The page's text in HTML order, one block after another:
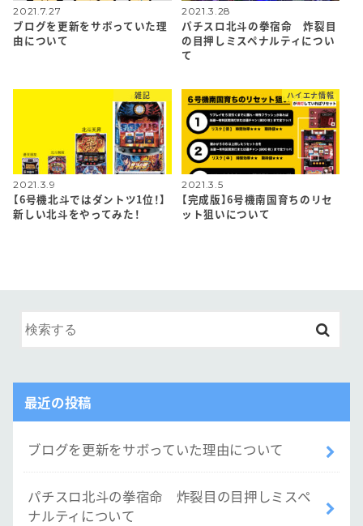
2021.7.27
ブログを更新をサボっていた理
由について
2021.3.28
パチスロ北斗の拳宿命 炸裂目
の目押しミスペナルティについ
て
雑記
2021.3.9
【6号機北斗ではダントツ1位！】
新しい北斗をやってみた！
ハイエナ情報
2021.3.5
【完成版】6号機南国育ちのリセ
ット狙いについて
最近の投稿
ブログを更新をサボっていた理由について
パチスロ北斗の拳宿命 炸裂目の目押しミスペ
ナルティについて